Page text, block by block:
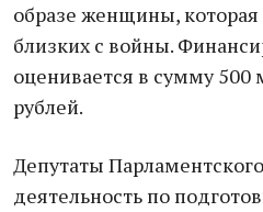
образе женщины,
близких с войны.
оценивается в сумму 500
рублей.
Депутаты
деятельность по